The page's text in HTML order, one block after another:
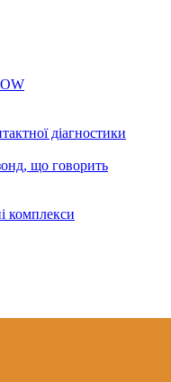
діагностики
що говорить
комплекси